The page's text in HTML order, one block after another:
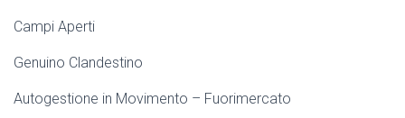
Campi Aperti
Genuino Clandestino
Autogestione in Movimento – Fuorimercato